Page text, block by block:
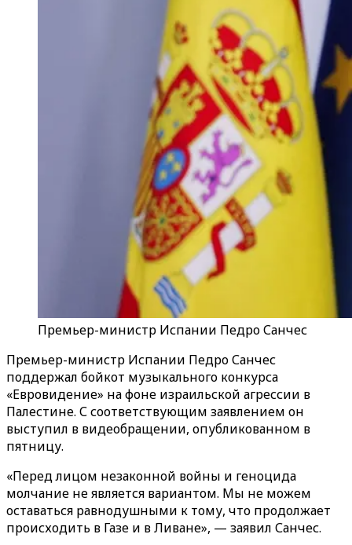
Премьер-министр Испании Педро Санчес
Премьер-министр Испании Педро Санчес
поддержал бойкот музыкального конкурса
«Евровидение» на фоне израильской агрессии в
Палестине. С соответствующим заявлением он
выступил в видеобращении, опубликованном в
пятницу.
«Перед лицом незаконной войны и геноцида
молчание не является вариантом. Мы не можем
оставаться равнодушными к тому, что продолжает
происходить в Газе и в Ливане», — заявил Санчес.